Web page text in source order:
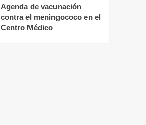
Agenda de vacunación
contra el meningococo en el
Centro Médico